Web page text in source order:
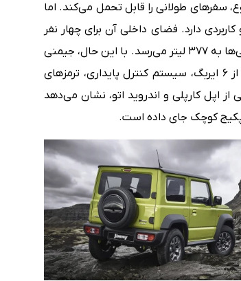
و تهویه مطبوع، سفرهای طولانی را قابل تحمل می‌کند. اما
دارد. فضای داخلی آن برای چهار نفر
طراحی شده و صندوق عقب ۸۵ لیتری آن تنها با خواباندن صندلی‌ها به ۳۷۷ لیتر می‌رسد. با این حال، جیمنی
از نظر ایمنی و امکانات رفاهی دست‌وپابسته نیست؛ برخورداری از ۶ ایربگ، سیستم کنترل پایداری، ترمزهای
لمسی ۷ اینچی با پشتیبانی از اپل کارپلی و اندروید اتو، نشان می‌دهد
پکیج کوچک جای داده است.